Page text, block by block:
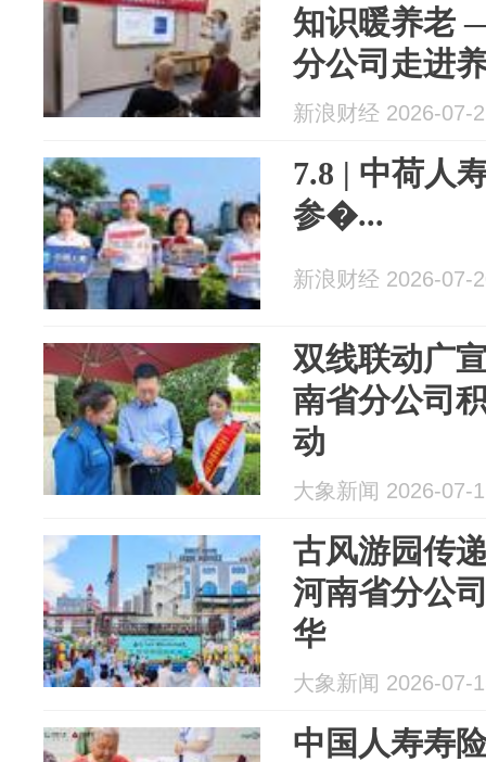
知识暖养老 ——申能保险河南省
分公司走进
新浪财经 2026-07-
7.8 | 中荷人
参�...
新浪财经 2026-07-
双线联动广
南省分公司
动
大象新闻 2026-07-
古风游园传
河南省分公
华
大象新闻 2026-07-
中国人寿寿